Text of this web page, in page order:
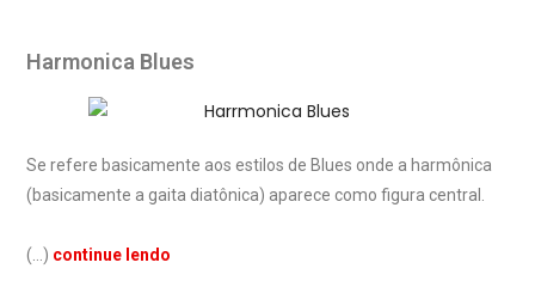
Harmonica Blues
Se refere basicamente aos estilos de Blues onde a harmônica
(basicamente a gaita diatônica) aparece como figura central.
(…) continue lendo